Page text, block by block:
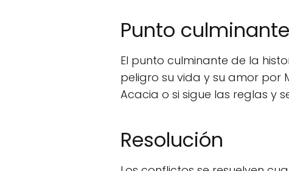
Punto culminante
El punto culminante de la
peligro su vida y su amor por
Acacia o si sigue las reglas y
Resolución